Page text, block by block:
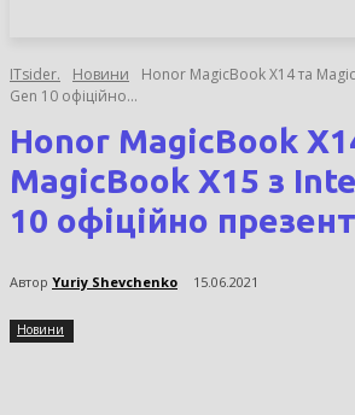
ITsider. Новини
Honor MagicBook X14 та
Gen 10 офіційно...
Honor MagicBook
MagicBook X15 з
10 офіційно
Автор Yuriy Shevchenko 15.06.2021
Новини